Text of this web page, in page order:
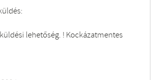
lehetőség. ! Kockázatmentes